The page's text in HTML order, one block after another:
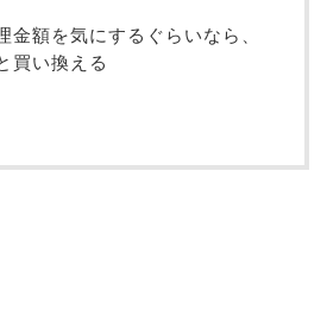
金額を気にするぐらいなら、
買い換える